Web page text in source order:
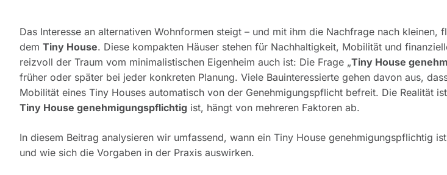
Das Interesse an alternativen Wohnformen steigt – und mit ihm die Nachfrage nach kleinen,
dem Tiny House. Diese kompakten Häuser stehen für Nachhaltigkeit, Mobilität und
reizvoll der Traum vom minimalistischen Eigenheim auch ist: Die Frage „Tiny House
früher oder später bei jeder konkreten Planung. Viele Bauinteressierte gehen davon aus,
Mobilität eines Tiny Houses automatisch von der Genehmigungspflicht befreit. Die Realität
Tiny House genehmigungspflichtig ist, hängt von mehreren Faktoren ab.
In diesem Beitrag analysieren wir umfassend, wann ein Tiny House genehmigungspflichtig
und wie sich die Vorgaben in der Praxis auswirken.